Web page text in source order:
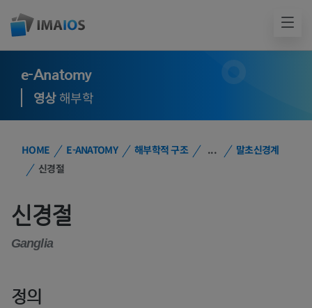
e-Anatomy
영상해부학
HOME E-ANATOMY 해부학적 구조 ...
말초신경계
신경절
신경절
Ganglia
정의